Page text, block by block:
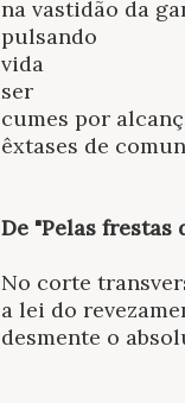
na vastidão da
pulsando
vida
ser
cumes por
êxtases de
De "Pelas frestas
No corte
a lei do
desmente o